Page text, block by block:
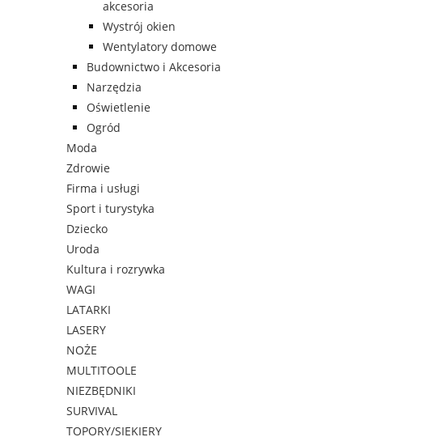
akcesoria
Wystrój okien
Wentylatory domowe
Budownictwo i Akcesoria
Narzędzia
Oświetlenie
Ogród
Moda
Zdrowie
Firma i usługi
Sport i turystyka
Dziecko
Uroda
Kultura i rozrywka
WAGI
LATARKI
LASERY
NOŻE
MULTITOOLE
NIEZBĘDNIKI
SURVIVAL
TOPORY/SIEKIERY